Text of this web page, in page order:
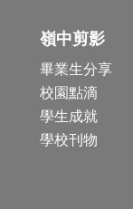
嶺中剪影
畢業生分享
校園點滴
學生成就
學校刊物